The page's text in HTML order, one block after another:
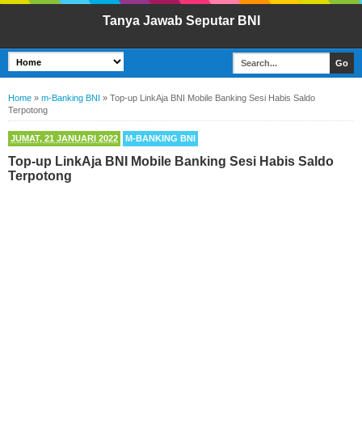
Tanya Jawab Seputar BNI
Home » m-Banking BNI » Top-up LinkAja BNI Mobile Banking Sesi Habis Saldo
Terpotong
JUMAT, 21 JANUARI 2022 M-BANKING BNI
Top-up LinkAja BNI Mobile Banking Sesi Habis Saldo
Terpotong